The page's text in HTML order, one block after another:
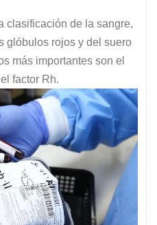
clasificación de la sangre,
glóbulos rojos y del suero
más importantes son el
factor Rh.